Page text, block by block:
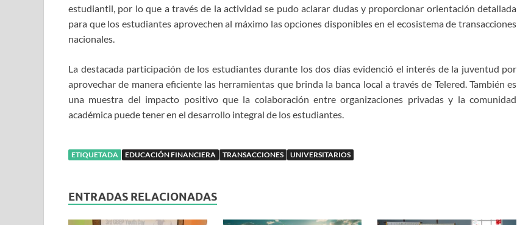
estudiantil, por lo que a través de la actividad se pudo aclarar dudas y proporcionar orientación detallada
para que los estudiantes aprovechen al máximo las opciones disponibles en el ecosistema de transacciones
nacionales.
La destacada participación de los estudiantes durante los dos días evidenció el interés de la juventud por
aprovechar de manera eficiente las herramientas que brinda la banca local a través de Telered. También es
una muestra del impacto positivo que la colaboración entre organizaciones privadas y la comunidad
académica puede tener en el desarrollo integral de los estudiantes.
ETIQUETADA EDUCACIÓN FINANCIERA TRANSACCIONES UNIVERSITARIOS
ENTRADAS RELACIONADAS